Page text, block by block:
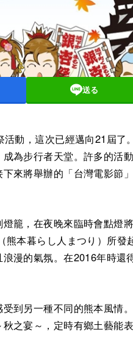
送る
動，這次已經邁向21屆了。
步行者天堂。許多的活動
來將舉辦的「台灣電影節
籠，在夜晚來臨時會點燈
本暮らし人まつり）所發
漫的氣氛。在2016年時還
到另一種不同的熊本風情。
之宴～，定時有鄉土藝能